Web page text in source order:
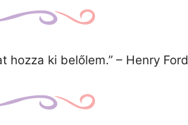
hozza ki belőlem.” – Henry Ford